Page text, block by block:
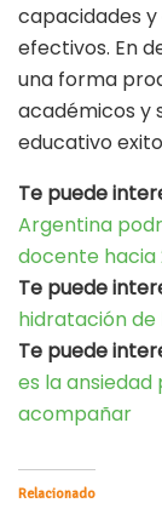
capacidades
efectivos. En
una forma
académicos y
educativo
Te puede
Argentina
docente hacia
Te puede
hidratación de
Te puede
es la
acompañar
Relacionado